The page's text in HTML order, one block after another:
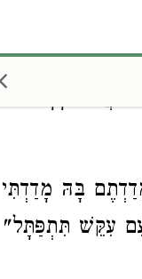
מְפַסְּלוֹ בְּמַעֲצָד,
בּוֹעֲרִים חָרָשֵׁי
בָּהּ מָדַדְתִּי
עִקֵּשׁ תִּתְפַּתָּל"